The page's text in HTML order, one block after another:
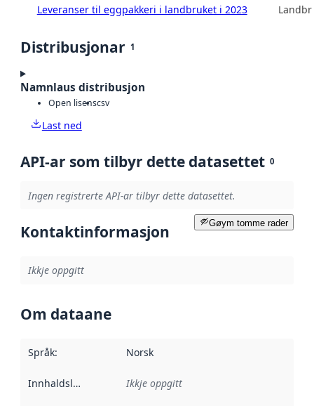
Leveranser til eggpakkeri i landbruket i 2023
Distribusjonar 1
Namnlaus distribusjon
Open lisenscsv
Last ned
API-ar som tilbyr dette datasettet 0
Ingen registrerte API-ar tilbyr dette datasettet.
Gøym tomme rader
Kontaktinformasjon
Ikkje oppgitt
Om dataane
Språk: Norsk
Innhaldsleverandørar :
Ikkje oppgitt